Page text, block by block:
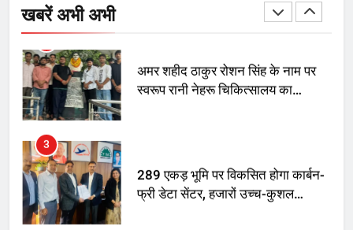
खबरें अभी अभी
स्वरूप रानी नेहरू चिकित्सालय का
3
289 एकड़ भूमि पर विकसित होगा कार्बन-
4
UP में ग्रामीण बिजली आपूर्ति से कृषि,